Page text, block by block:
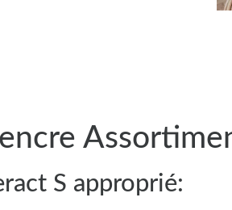
S approprié: